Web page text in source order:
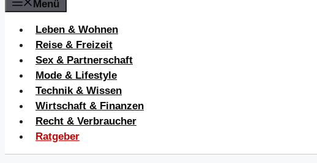
Menü
Leben & Wohnen
Reise & Freizeit
Sex & Partnerschaft
Mode & Lifestyle
Technik & Wissen
Wirtschaft & Finanzen
Recht & Verbraucher
Ratgeber